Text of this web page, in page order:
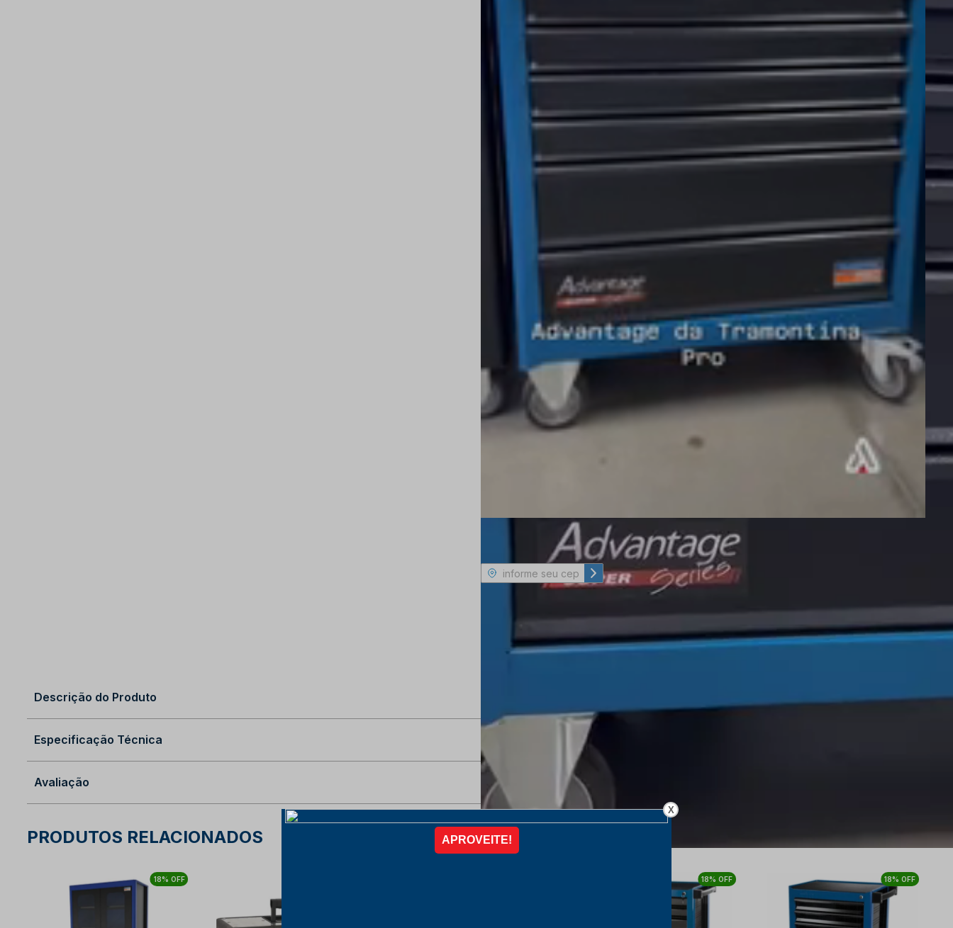
Consulte frete e prazo de entrega
Não sabe o CEP?Clique aqui
Retirar na loja Veja as opções
Produto com a finalidade de uso e consumo -Sujeito à tributação estadual
Descrição do Produto
Especificação Técnica
Avaliação
PRODUTOS RELACIONADOS
18% OFF 18% OFF 18% OFF
X